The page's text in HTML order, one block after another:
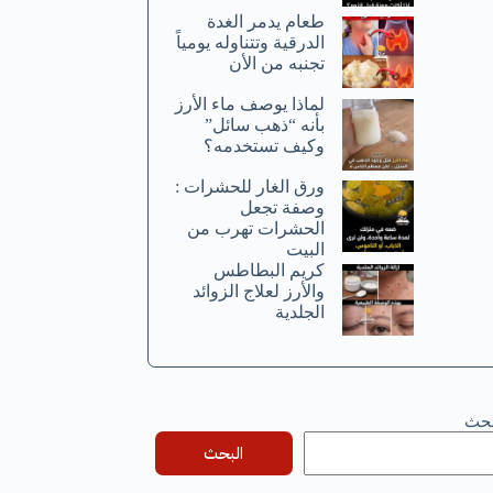
طعام يدمر الغدة
الدرقية وتتناوله يومياً
تجنبه من الأن
لماذا يوصف ماء الأرز
بأنه “ذهب سائل”
وكيف تستخدمه؟
ورق الغار للحشرات :
وصفة تجعل
الحشرات تهرب من
البيت
كريم البطاطس
والأرز لعلاج الزوائد
الجلدية
البحث